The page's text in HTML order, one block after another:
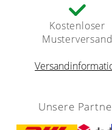
Kostenloser
Musterversand
Unsere